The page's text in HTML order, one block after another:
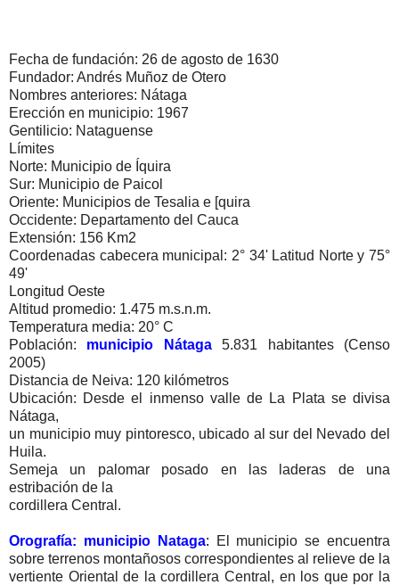
Fecha de fundación: 26 de agosto de 1630
Fundador: Andrés Muñoz de Otero
Nombres anteriores: Nátaga
Erección en municipio: 1967
Gentilicio: Nataguense
Límites
Norte: Municipio de Íquira
Sur: Municipio de Paicol
Oriente: Municipios de Tesalia e [quira
Occidente: Departamento del Cauca
Extensión: 156 Km2
Coordenadas cabecera municipal: 2° 34' Latitud Norte y 75°
49'
Longitud Oeste
Altitud promedio: 1.475 m.s.n.m.
Temperatura media: 20° C
Población: municipio Nátaga
5.831 habitantes (Censo
2005)
Distancia de Neiva: 120 kilómetros
Ubicación: Desde el inmenso valle de La Plata se divisa
Nátaga,
un municipio muy pintoresco, ubicado al sur del Nevado del
Huila.
Semeja un palomar posado en las laderas de una
estribación de la
cordillera Central.
Orografía: municipio Nataga:
El municipio se encuentra
sobre terrenos montañosos correspondientes al relieve de la
vertiente Oriental de la cordillera Central, en los que por la